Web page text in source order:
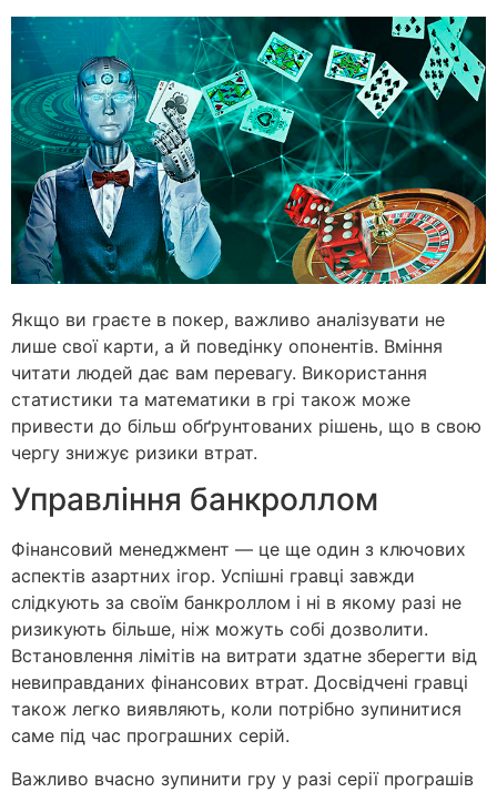
Якщо ви граєте в покер, важливо аналізувати не
лише свої карти, а й поведінку опонентів. Вміння
читати людей дає вам перевагу. Використання
статистики та математики в грі також може
привести до більш обґрунтованих рішень, що в свою
чергу знижує ризики втрат.
Управління банкроллом
Фінансовий менеджмент — це ще один з ключових
аспектів азартних ігор. Успішні гравці завжди
слідкують за своїм банкроллом і ні в якому разі не
ризикують більше, ніж можуть собі дозволити.
Встановлення лімітів на витрати здатне зберегти від
невиправданих фінансових втрат. Досвідчені гравці
також легко виявляють, коли потрібно зупинитися
саме під час програшних серій.
Важливо вчасно зупинити гру у разі серії програшів